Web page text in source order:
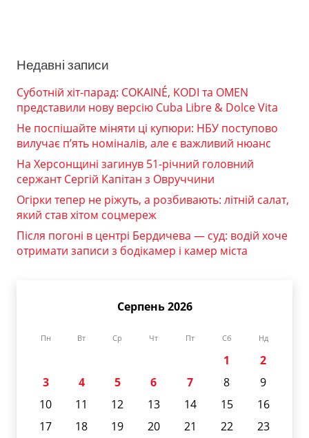
Недавні записи
Суботній хіт-парад: COKAINÉ, KODI та OMEN
представили нову версію Cuba Libre & Dolce Vita
Не поспішайте міняти ці купюри: НБУ поступово
вилучає п’ять номіналів, але є важливий нюанс
На Херсонщині загинув 51-річний головний
сержант Сергій Капітан з Овруччини
Огірки тепер не ріжуть, а розбивають: літній салат,
який став хітом соцмереж
Після погоні в центрі Бердичева — суд: водій хоче
отримати записи з бодікамер і камер міста
Серпень 2026
Пн Вт Ср Чт Пт Сб Нд
1
2
3
4 5 6 7 8
9
10
11 12 13 14 15
16
17
18 19 20 21 22
23